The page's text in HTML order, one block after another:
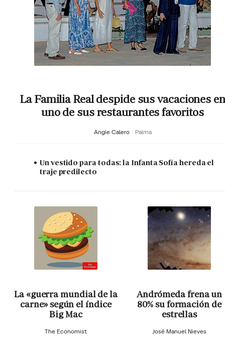
La Familia Real despide sus vacaciones en
uno de sus restaurantes favoritos
Angie Calero Palma
Un vestido para todas: la Infanta Sofía hereda el
traje predilecto
La «guerra mundial de la
carne» según el índice
Big Mac
The Economist
Andrómeda frena un
80% su formación de
estrellas
José Manuel Nieves